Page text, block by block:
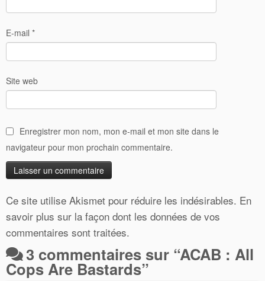
E-mail *
Site web
Enregistrer mon nom, mon e-mail et mon site dans le
navigateur pour mon prochain commentaire.
Ce site utilise Akismet pour réduire les indésirables. En
savoir plus sur la façon dont les données de vos
commentaires sont traitées.
3 commentaires sur “ACAB : All
Cops Are Bastards”